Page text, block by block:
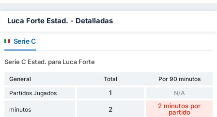
Luca Forte Estad. - Detalladas
Serie C
Serie C Estad. para Luca Forte
General Total
Por 90 minutos
Partidos Jugados
1 N/A
minutos 2
2 minutos por
partido